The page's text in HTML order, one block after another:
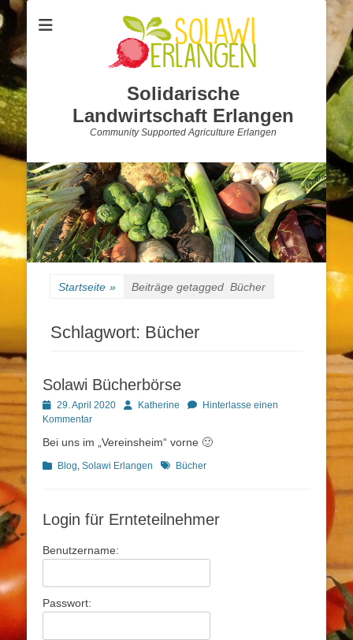
Solidarische
Landwirtschaft Erlangen
Community Supported Agriculture Erlangen
Startseite » Beiträge getagged Bücher
Schlagwort: Bücher
Solawi Bücherbörse
Posted
on
29. April 2020 AutorKatherine
Hinterlasse einen
Kommentar
Bei uns im „Vereinsheim“ vorne 🙂
Kategorien
Blog Solawi Erlangen Schlagworte
Bücher
Login für Ernteteilnehmer
Benutzername:
Passwort: